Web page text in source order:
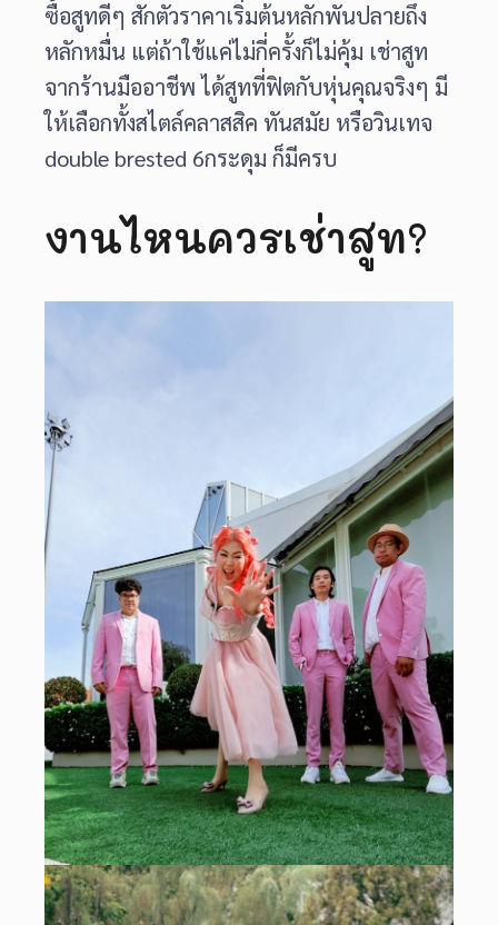
ซื้อสูทดีๆ สักตัวราคาเริ่มต้นหลักพันปลายถึง
หลักหมื่น แต่ถ้าใช้แค่ไม่กี่ครั้งก็ไม่คุ้ม เช่าสูท
จากร้านมืออาชีพ ได้สูทที่ฟิตกับหุ่นคุณจริงๆ มี
ให้เลือกทั้งสไตล์คลาสสิค ทันสมัย หรือวินเทจ
double brested 6กระดุม ก็มีครบ
งานไหนควรเช่าสูท?